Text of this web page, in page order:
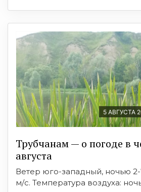
5 АВГУСТА
Трубчанам — о погоде в
августа
Ветер юго-западный, ночью
м/с. Температура воздуха: